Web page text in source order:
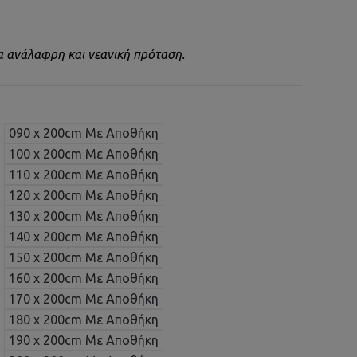
ανάλαφρη και νεανική πρόταση.
090 x 200cm Με Αποθήκη
100 x 200cm Με Αποθήκη
110 x 200cm Με Αποθήκη
120 x 200cm Με Αποθήκη
130 x 200cm Με Αποθήκη
140 x 200cm Με Αποθήκη
150 x 200cm Με Αποθήκη
160 x 200cm Με Αποθήκη
170 x 200cm Με Αποθήκη
180 x 200cm Με Αποθήκη
190 x 200cm Με Αποθήκη